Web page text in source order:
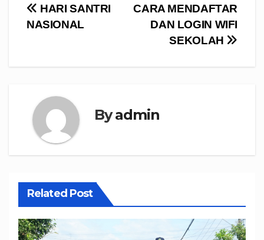
Navigasi
CARA MENDAFTAR
DAN LOGIN WIFI
SEKOLAH
HARI SANTRI
NASIONAL
Byadmin
Related Post